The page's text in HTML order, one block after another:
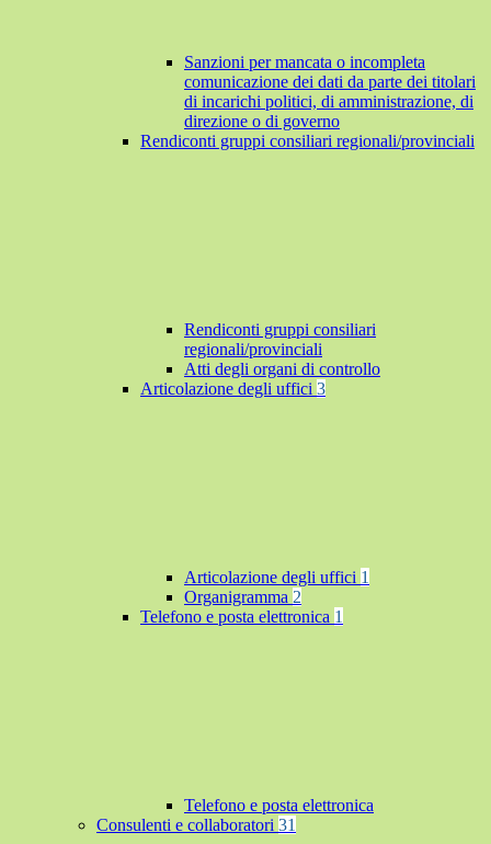
Sanzioni per mancata o incompleta
comunicazione dei dati da parte dei titolari
di incarichi politici, di amministrazione, di
direzione o di governo
Rendiconti gruppi consiliari regionali/provinciali
Rendiconti gruppi consiliari
regionali/provinciali
Atti degli organi di controllo
Articolazione degli uffici 3
Articolazione degli uffici 1
Organigramma 2
Telefono e posta elettronica 1
Telefono e posta elettronica
Consulenti e collaboratori 31